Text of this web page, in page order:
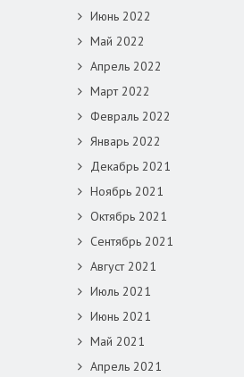
Июнь 2022
Май 2022
Апрель 2022
Март 2022
Февраль 2022
Январь 2022
Декабрь 2021
Ноябрь 2021
Октябрь 2021
Сентябрь 2021
Август 2021
Июль 2021
Июнь 2021
Май 2021
Апрель 2021